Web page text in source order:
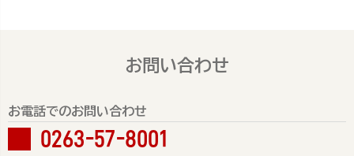
お問い合わせ
お電話でのお問い合わせ
0263-57-8001